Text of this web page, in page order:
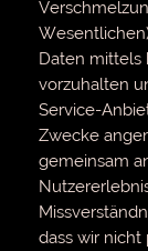
Daten mittels
vorzuhalten
Service-
Zwecke
gemeinsam
dass wir